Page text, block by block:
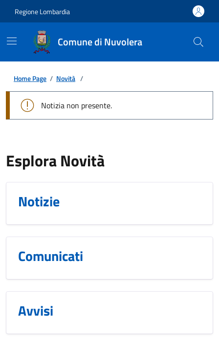
Regione Lombardia
Comune di Nuvolera
Home Page / Novità /
Notizia non presente.
Esplora Novità
Notizie
Comunicati
Avvisi